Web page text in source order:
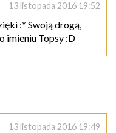
13 listopada 2016 19:52
:* Swoją drogą,
imieniu Topsy :D
13 listopada 2016 19:49